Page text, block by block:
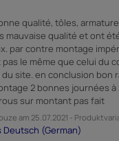
qualité, tôles,
mauvaise qualité et ont
par contre montage
le même que celui du
site. en conclusion bon
2 bonnes journées à
sur montant pas fait
am 25.07.2021 -